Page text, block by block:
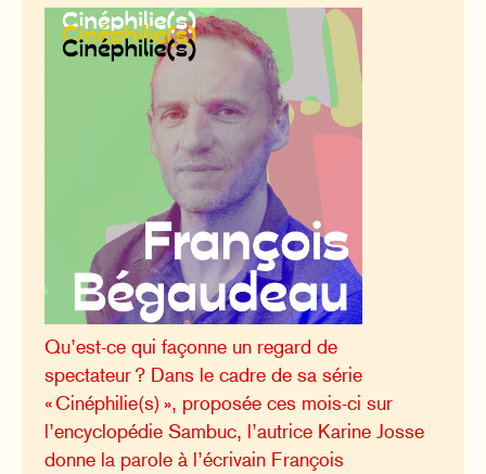
Qu’est-ce qui façonne un regard de
spectateur ? Dans le cadre de sa série
« Cinéphilie(s) », proposée ces mois-ci sur
l’encyclopédie Sambuc, l’autrice Karine Josse
donne la parole à l’écrivain François